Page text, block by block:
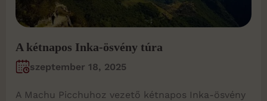
A kétnapos Inka-ösvény túra
szeptember 18, 2025
A Machu Picchuhoz vezető kétnapos Inka-ösvény